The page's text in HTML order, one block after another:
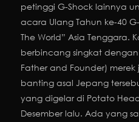
petinggi G-Shock lainnya
acara Ulang Tahun ke-40
The World” Asia Tenggara.
berbincang singkat
Father and Founder)
banting asal Jepang
yang digelar di Potato
Desember lalu. Ada yang